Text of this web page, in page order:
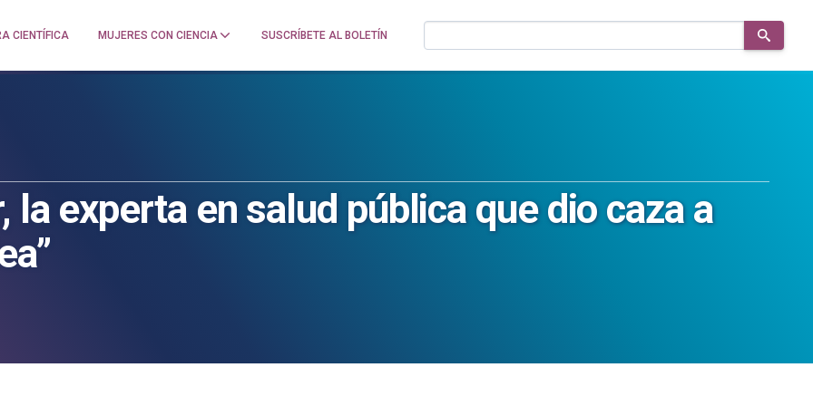
CIENTÍFICA MUJERES CON CIENCIA SUSCRÍBETE AL BOLETÍN
en
el
la experta en salud pública que dio caza a